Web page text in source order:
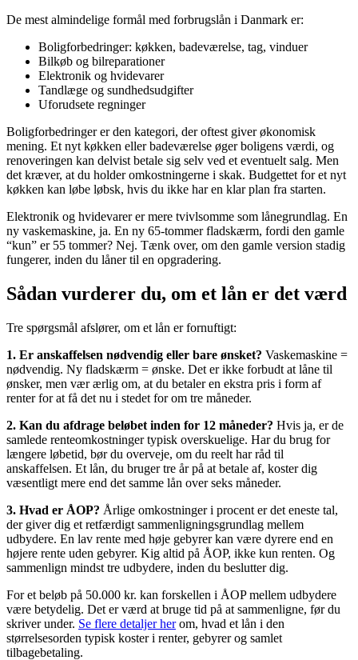
De mest almindelige formål med forbrugslån i Danmark er:
Boligforbedringer: køkken, badeværelse, tag, vinduer
Bilkøb og bilreparationer
Elektronik og hvidevarer
Tandlæge og sundhedsudgifter
Uforudsete regninger
Boligforbedringer er den kategori, der oftest giver økonomisk
mening. Et nyt køkken eller badeværelse øger boligens værdi, og
renoveringen kan delvist betale sig selv ved et eventuelt salg. Men
det kræver, at du holder omkostningerne i skak. Budgettet for et nyt
køkken kan løbe løbsk, hvis du ikke har en klar plan fra starten.
Elektronik og hvidevarer er mere tvivlsomme som lånegrundlag. En
ny vaskemaskine, ja. En ny 65-tommer fladskærm, fordi den gamle
“kun” er 55 tommer? Nej. Tænk over, om den gamle version stadig
fungerer, inden du låner til en opgradering.
Sådan vurderer du, om et lån er det værd
Tre spørgsmål afslører, om et lån er fornuftigt:
1. Er anskaffelsen nødvendig eller bare ønsket? Vaskemaskine =
nødvendig. Ny fladskærm = ønske. Det er ikke forbudt at låne til
ønsker, men vær ærlig om, at du betaler en ekstra pris i form af
renter for at få det nu i stedet for om tre måneder.
2. Kan du afdrage beløbet inden for 12 måneder? Hvis ja, er de
samlede renteomkostninger typisk overskuelige. Har du brug for
længere løbetid, bør du overveje, om du reelt har råd til
anskaffelsen. Et lån, du bruger tre år på at betale af, koster dig
væsentligt mere end det samme lån over seks måneder.
3. Hvad er ÅOP? Årlige omkostninger i procent er det eneste tal,
der giver dig et retfærdigt sammenligningsgrundlag mellem
udbydere. En lav rente med høje gebyrer kan være dyrere end en
højere rente uden gebyrer. Kig altid på ÅOP, ikke kun renten. Og
sammenlign mindst tre udbydere, inden du beslutter dig.
For et beløb på 50.000 kr. kan forskellen i ÅOP mellem udbydere
være betydelig. Det er værd at bruge tid på at sammenligne, før du
skriver under. Se flere detaljer herom, hvad et lån i den
størrelsesorden typisk koster i renter, gebyrer og samlet
tilbagebetaling.